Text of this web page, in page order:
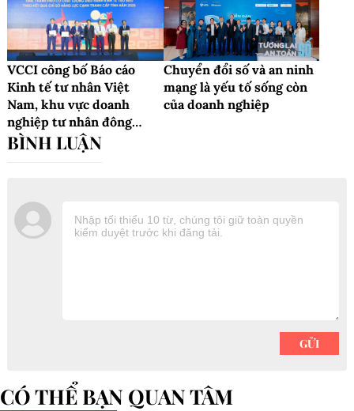
VCCI công bố Báo cáo
Kinh tế tư nhân Việt
Nam, khu vực doanh
nghiệp tư nhân đông
nhưng chưa mạnh
Chuyển đổi số và an ninh
mạng là yếu tố sống còn
của doanh nghiệp
CÓ THỂ BẠN QUAN TÂM